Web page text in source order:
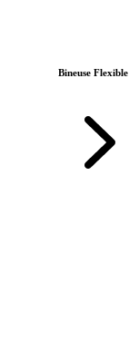
Bineuse Flexible